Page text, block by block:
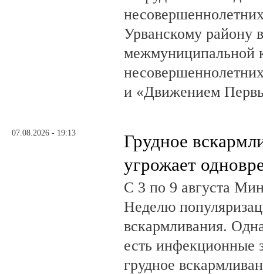
Урванскому району
межмуниципальной
и «Движением
07.08.2026 - 19:13
Грудное
угрожает
С 3 по 9 августа
Неделю
вскармливания.
есть инфекционные
грудное